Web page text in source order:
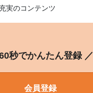
実のコンテンツ
秒でかんたん登録 ／
会員登録